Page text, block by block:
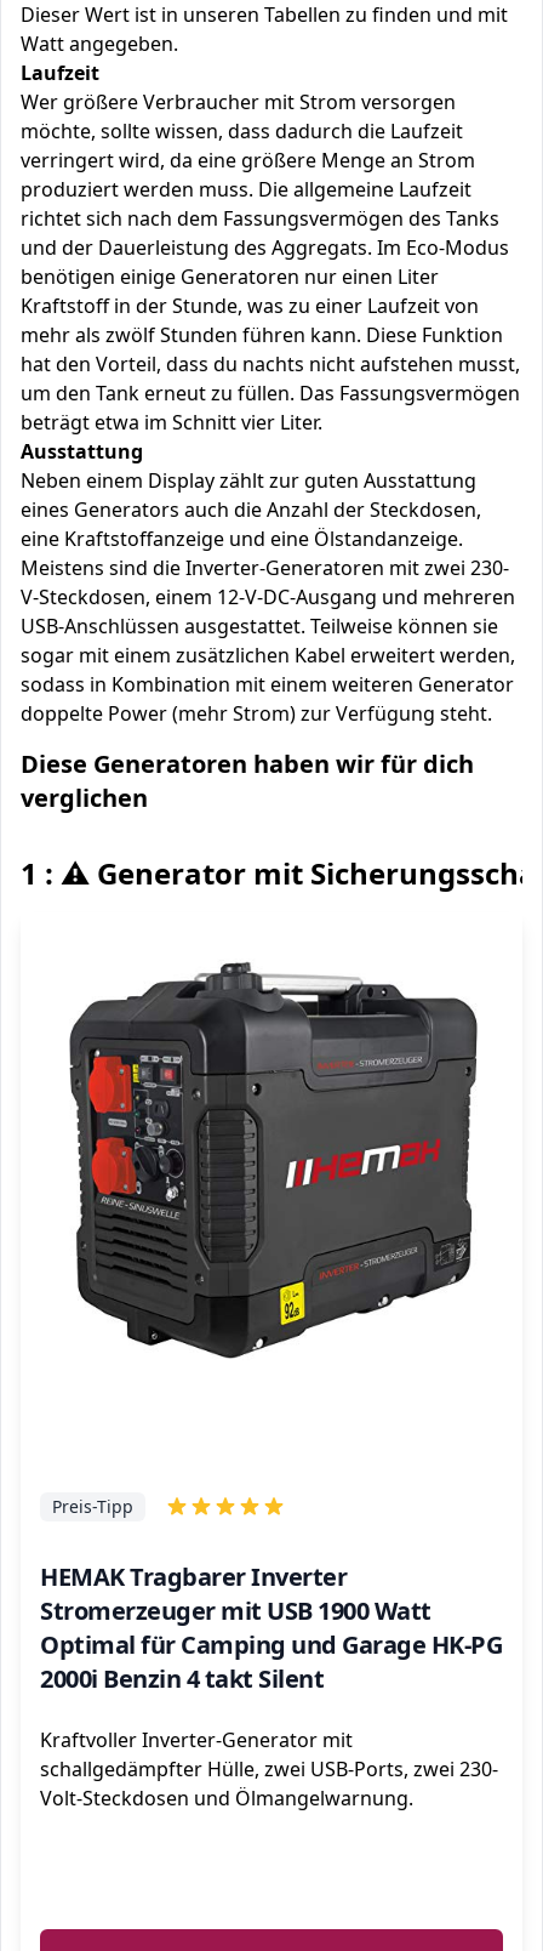
Dieser Wert ist in unseren Tabellen zu finden und mit
Watt angegeben.
Laufzeit
Wer größere Verbraucher mit Strom versorgen
möchte, sollte wissen, dass dadurch die Laufzeit
verringert wird, da eine größere Menge an Strom
produziert werden muss. Die allgemeine Laufzeit
richtet sich nach dem Fassungsvermögen des Tanks
und der Dauerleistung des Aggregats. Im Eco-Modus
benötigen einige Generatoren nur einen Liter
Kraftstoff in der Stunde, was zu einer Laufzeit von
mehr als zwölf Stunden führen kann. Diese Funktion
hat den Vorteil, dass du nachts nicht aufstehen musst,
um den Tank erneut zu füllen. Das Fassungsvermögen
beträgt etwa im Schnitt vier Liter.
Ausstattung
Neben einem Display zählt zur guten Ausstattung
eines Generators auch die Anzahl der Steckdosen,
eine Kraftstoffanzeige und eine Ölstandanzeige.
Meistens sind die Inverter-Generatoren mit zwei 230-
V-Steckdosen, einem 12-V-DC-Ausgang und mehreren
USB-Anschlüssen ausgestattet. Teilweise können sie
sogar mit einem zusätzlichen Kabel erweitert werden,
sodass in Kombination mit einem weiteren Generator
doppelte Power (mehr Strom) zur Verfügung steht.
Diese Generatoren haben wir für dich
verglichen
1 : ⚠️ Generator mit
HEMAK Tragbarer Inverter
Stromerzeuger mit USB 1900 Watt
Optimal für Camping und Garage HK-PG
2000i Benzin 4 takt Silent
Preis-Tipp
Kraftvoller Inverter-Generator mit
schallgedämpfter Hülle, zwei USB-Ports, zwei 230-
Volt-Steckdosen und Ölmangelwarnung.